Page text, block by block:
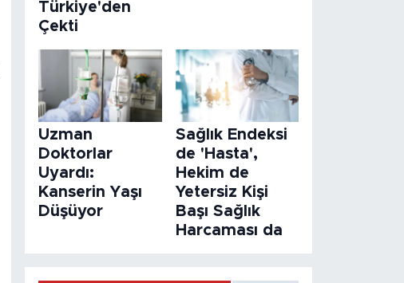
Türkiye'den
Çekti
Uzman
Doktorlar
Uyardı:
Kanserin Yaşı
Düşüyor
Sağlık Endeksi
de 'Hasta',
Hekim de
Yetersiz Kişi
Başı Sağlık
Harcaması da